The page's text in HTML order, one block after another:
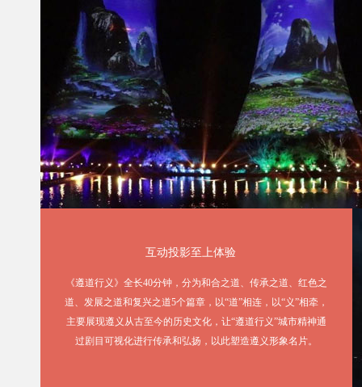
互动投影至上体验
《遵道行义》全长40分钟，分为和合之道、传承之道、红色之
道、发展之道和复兴之道5个篇章，以“道”相连，以“义”相牵，
主要展现遵义从古至今的历史文化，让“遵道行义”城市精神通
过剧目可视化进行传承和弘扬，以此塑造遵义形象名片。